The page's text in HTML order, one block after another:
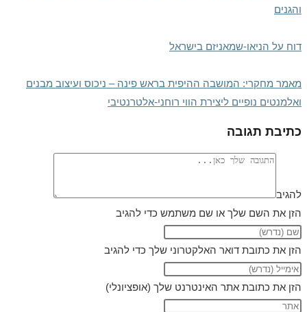
והגנים
דוח על הניאו-שמאניזם בישראל
מאמר מחקרי: המושבה ההיפית בראש פינה – ניכוס ועיצוב מבנים
ואלמנטים נופיים ליצירת הווי רוחני-אלטרנטיבי
כתיבת תגובה
להגיב
הזן את השם שלך או שם משתמש כדי להגיב
הזן את כתובת דואר האלקטרוני שלך כדי להגיב
הזן את כתובת אתר האינטרנט שלך (אופציונלי)